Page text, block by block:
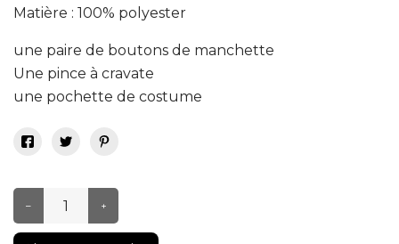
Matière : 100% polyester
une paire de boutons de manchette
Une pince à cravate
une pochette de costume
– +